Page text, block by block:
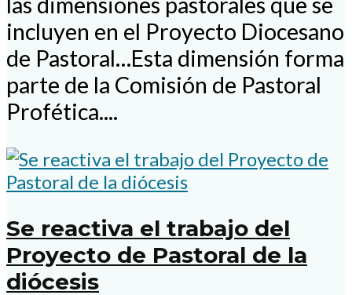
incluyen en el Proyecto Diocesano
de Pastoral…Esta dimensión forma
parte de la Comisión de Pastoral
Profética....
Se reactiva el trabajo del
Proyecto de Pastoral de la
diócesis